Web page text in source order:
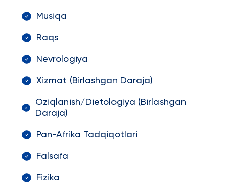
Musiqa
Raqs
Nevrologiya
Xizmat (Birlashgan Daraja)
Oziqlanish/Dietologiya (Birlashgan
Daraja)
Pan-Afrika Tadqiqotlari
Falsafa
Fizika